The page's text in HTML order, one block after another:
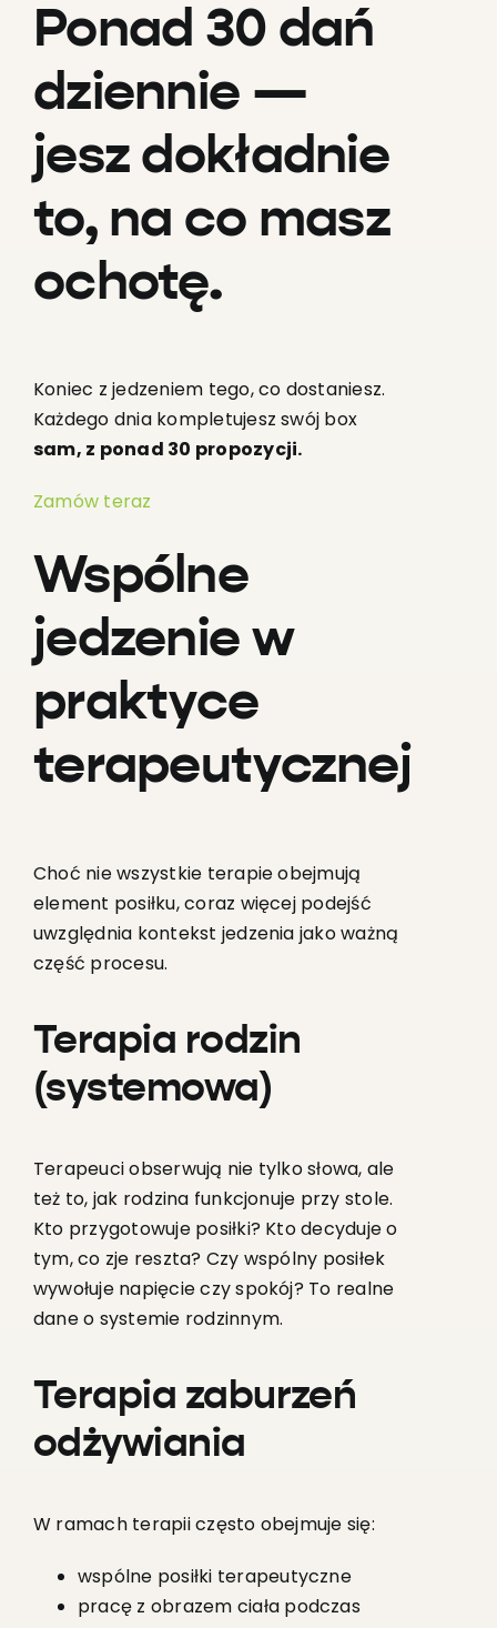
Ponad 30 dań
dziennie —
jesz dokładnie
to, na co masz
ochotę.
Koniec z jedzeniem tego, co dostaniesz.
Każdego dnia kompletujesz swój box
sam, z ponad 30 propozycji.
Zamów teraz
Wspólne
jedzenie w
praktyce
terapeutycznej
Choć nie wszystkie terapie obejmują
element posiłku, coraz więcej podejść
uwzględnia kontekst jedzenia jako ważną
część procesu.
Terapia rodzin
(systemowa)
Terapeuci obserwują nie tylko słowa, ale
też to, jak rodzina funkcjonuje przy stole.
Kto przygotowuje posiłki? Kto decyduje o
tym, co zje reszta? Czy wspólny posiłek
wywołuje napięcie czy spokój? To realne
dane o systemie rodzinnym.
Terapia zaburzeń
odżywiania
W ramach terapii często obejmuje się:
wspólne posiłki terapeutyczne
pracę z obrazem ciała podczas